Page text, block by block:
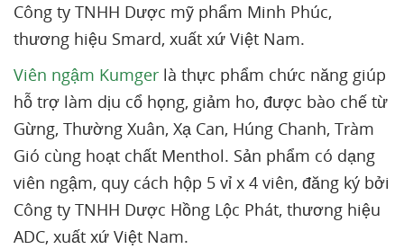
Công ty TNHH Dược mỹ phẩm Minh Phúc,
thương hiệu Smard, xuất xứ Việt Nam.
Viên ngậm Kumger là thực phẩm chức năng giúp
hỗ trợ làm dịu cổ họng, giảm ho, được bào chế từ
Gừng, Thường Xuân, Xạ Can, Húng Chanh, Tràm
Gió cùng hoạt chất Menthol. Sản phẩm có dạng
viên ngậm, quy cách hộp 5 vỉ x 4 viên, đăng ký bởi
Công ty TNHH Dược Hồng Lộc Phát, thương hiệu
ADC, xuất xứ Việt Nam.